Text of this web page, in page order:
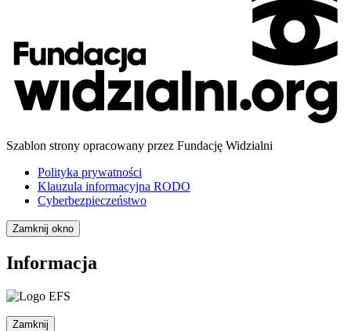
Szablon strony opracowany przez Fundację Widzialni
Polityka prywatności
Klauzula informacyjna RODO
Cyberbezpieczeństwo
Zamknij okno
Informacja
Zamknij